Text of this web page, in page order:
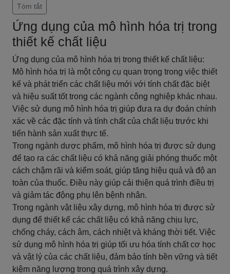
Tóm tắt
Ứng dụng của mô hình hóa trị trong
thiết kế chất liệu
Ứng dụng của mô hình hóa trị trong thiết kế chất liệu:
Mô hình hóa trị là một công cụ quan trọng trong việc thiết
kế và phát triển các chất liệu mới với tính chất đặc biệt
và hiệu suất tốt trong các ngành công nghiệp khác nhau.
Việc sử dụng mô hình hóa trị giúp đưa ra dự đoán chính
xác về các đặc tính và tính chất của chất liệu trước khi
tiến hành sản xuất thực tế.
Trong ngành dược phẩm, mô hình hóa trị được sử dụng
để tạo ra các chất liệu có khả năng giải phóng thuốc một
cách chậm rãi và kiểm soát, giúp tăng hiệu quả và độ an
toàn của thuốc. Điều này giúp cải thiện quá trình điều trị
và giảm tác động phụ lên bệnh nhân.
Trong ngành vật liệu xây dựng, mô hình hóa trị được sử
dụng để thiết kế các chất liệu có khả năng chịu lực,
chống cháy, cách âm, cách nhiệt và kháng thời tiết. Việc
sử dụng mô hình hóa trị giúp tối ưu hóa tính chất cơ học
và vật lý của các chất liệu, đảm bảo tính bền vững và tiết
kiệm năng lượng trong quá trình xây dựng.